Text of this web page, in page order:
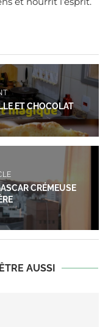
ET CHOCOLAT
CRÉMEUSE
AUSSI